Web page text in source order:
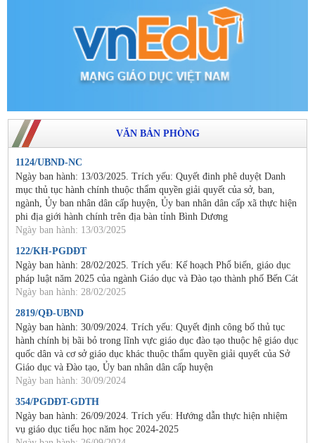
VĂN BẢN PHÒNG
1124/UBND-NC
Ngày ban hành: 13/03/2025. Trích yếu: Quyết đinh phê duyệt Danh
mục thủ tục hành chính thuộc thẩm quyền giải quyết của sở, ban,
ngành, Ủy ban nhân dân cấp huyện, Ủy ban nhân dân cấp xã thực hiện
phi địa giới hành chính trên địa bàn tỉnh Bình Dương
Ngày ban hành: 13/03/2025
122/KH-PGDĐT
Ngày ban hành: 28/02/2025. Trích yếu: Kế hoạch Phổ biến, giáo dục
pháp luật năm 2025 của ngành Giáo dục và Đào tạo thành phố Bến Cát
Ngày ban hành: 28/02/2025
2819/QĐ-UBND
Ngày ban hành: 30/09/2024. Trích yếu: Quyết định công bố thủ tục
hành chính bị bãi bỏ trong lĩnh vực giáo dục đào tạo thuộc hệ giáo dục
quốc dân và cơ sở giáo dục khác thuộc thẩm quyền giải quyết của Sở
Giáo dục và Đào tạo, Ủy ban nhân dân cấp huyện
Ngày ban hành: 30/09/2024
354/PGDĐT-GDTH
Ngày ban hành: 26/09/2024. Trích yếu: Hướng dẫn thực hiện nhiệm
vụ giáo dục tiểu học năm học 2024-2025